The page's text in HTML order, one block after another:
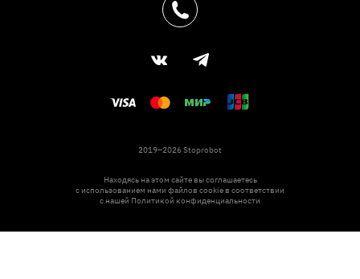
2019–2026 Stoprobot
Находясь на этом сайте вы соглашаетесь
с использованием нами файлов cookie в соответствии
с нашей Политикой конфиденциальности